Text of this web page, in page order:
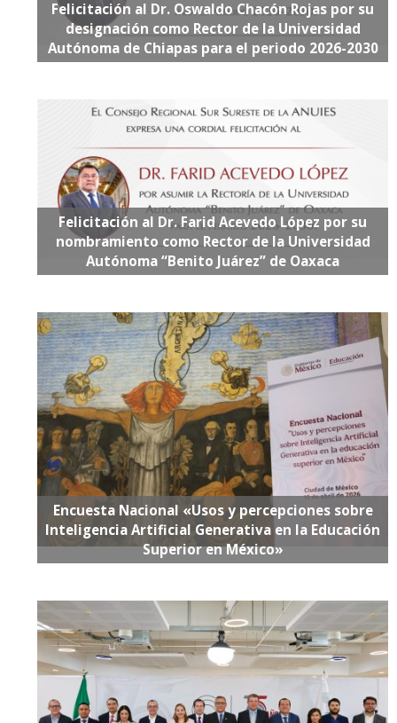
Felicitación al Dr. Oswaldo Chacón Rojas por su
designación como Rector de la Universidad
Autónoma de Chiapas para el periodo 2026-2030
Felicitación al Dr. Farid Acevedo López por su
nombramiento como Rector de la Universidad
Autónoma “Benito Juárez” de Oaxaca
Encuesta Nacional «Usos y percepciones sobre
Inteligencia Artificial Generativa en la Educación
Superior en México»